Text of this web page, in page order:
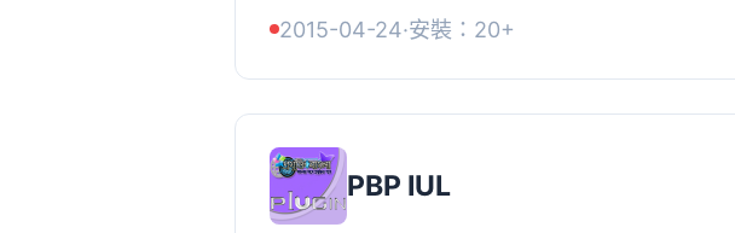
2015-04-24·安裝：20+
PBP IUL